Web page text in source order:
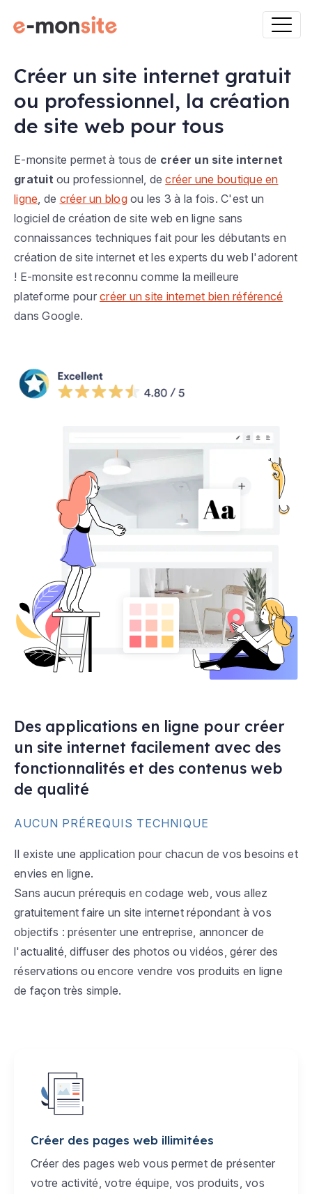
Créer un site internet gratuit
ou professionnel, la création
de site web pour tous
E-monsite permet à tous de créer un site internet
gratuit ou professionnel, decréer une boutique en
ligne , de créer un blogou les 3 à la fois. C'est un
logiciel de création de site web en ligne sans
connaissances techniques fait pour les débutants en
création de site internet et les experts du web l'adorent
! E-monsite est reconnu comme la meilleure
plateforme pour créer un site internet bien référencé
dans Google.
Des applications en ligne pour créer
un site internet facilement avec des
fonctionnalités et des contenus web
de qualité
AUCUN PRÉREQUIS TECHNIQUE
Il existe une application pour chacun de vos besoins et
envies en ligne.
Sans aucun prérequis en codage web, vous allez
gratuitement faire un site internet répondant à vos
objectifs : présenter une entreprise, annoncer de
l'actualité, diffuser des photos ou vidéos, gérer des
réservations ou encore vendre vos produits en ligne
de façon très simple.
Créer des pages web illimitées
Créer des pages web vous permet de présenter
votre activité, votre équipe, vos produits, vos